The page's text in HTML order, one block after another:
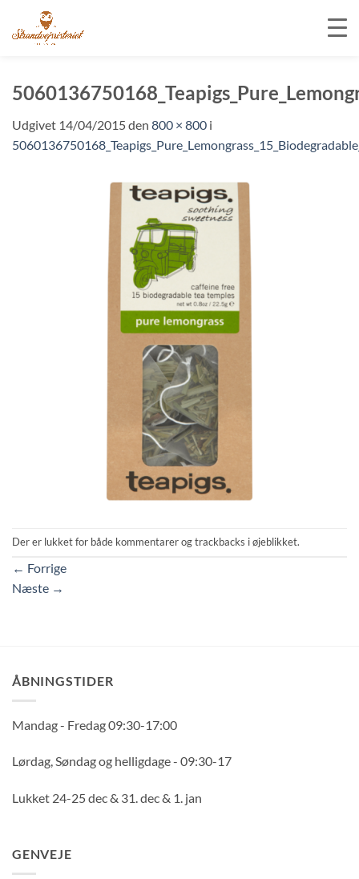
indhold
Udgivet 14/04/2015den 800 × 800 i
Der er lukket for både kommentarer og trackbacks i øjeblikket.
← Forrige
Næste →
ÅBNINGSTIDER
Mandag - Fredag 09:30-17:00
Lørdag, Søndag og helligdage - 09:30-17
Lukket 24-25 dec & 31. dec & 1. jan
GENVEJE